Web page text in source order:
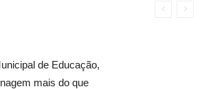
de Educação,
mais do que